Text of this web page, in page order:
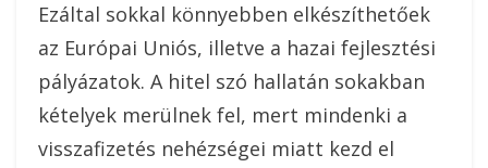
Ezáltal sokkal könnyebben elkészíthetőek
az Európai Uniós, illetve a hazai fejlesztési
pályázatok. A hitel szó hallatán sokakban
kételyek merülnek fel, mert mindenki a
visszafizetés nehézségei miatt kezd el